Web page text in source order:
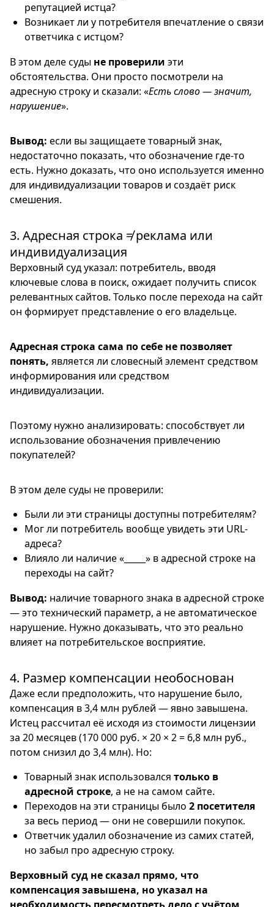
репутацией истца?
Возникает ли у потребителя впечатление о связи
ответчика с истцом?
В этом деле суды не проверили эти
обстоятельства. Они просто посмотрели на
адресную строку и сказали: «Есть слово — значит,
нарушение».
Вывод: если вы защищаете товарный знак,
недостаточно показать, что обозначение где-то
есть. Нужно доказать, что оно используется именно
для индивидуализации товаров и создаёт риск
смешения.
3. Адресная строка ≠ реклама или
индивидуализация
Верховный суд указал: потребитель, вводя
ключевые слова в поиск, ожидает получить список
релевантных сайтов. Только после перехода на сайт
он формирует представление о его владельце.
Адресная строка сама по себе не позволяет
понять, является ли словесный элемент средством
информирования или средством
индивидуализации.
Поэтому нужно анализировать: способствует ли
использование обозначения привлечению
покупателей?
В этом деле суды не проверили:
Были ли эти страницы доступны потребителям?
Мог ли потребитель вообще увидеть эти URL-
адреса?
Влияло ли наличие «_____» в адресной строке на
переходы на сайт?
Вывод: наличие товарного знака в адресной строке
— это технический параметр, а не автоматическое
нарушение. Нужно доказывать, что это реально
влияет на потребительское восприятие.
4. Размер компенсации необоснован
Даже если предположить, что нарушение было,
компенсация в 3,4 млн рублей — явно завышена.
Истец рассчитал её исходя из стоимости лицензии
за 20 месяцев (170 000 руб. × 20 × 2 = 6,8 млн руб.,
потом снизил до 3,4 млн). Но:
Товарный знак использовался только в
адресной строке, а не на самом сайте.
Переходов на эти страницы было 2 посетителя
за весь период — они не совершили покупок.
Ответчик удалил обозначение из самих статей,
но забыл про адресную строку.
Верховный суд не сказал прямо, что
компенсация завышена, но указал на